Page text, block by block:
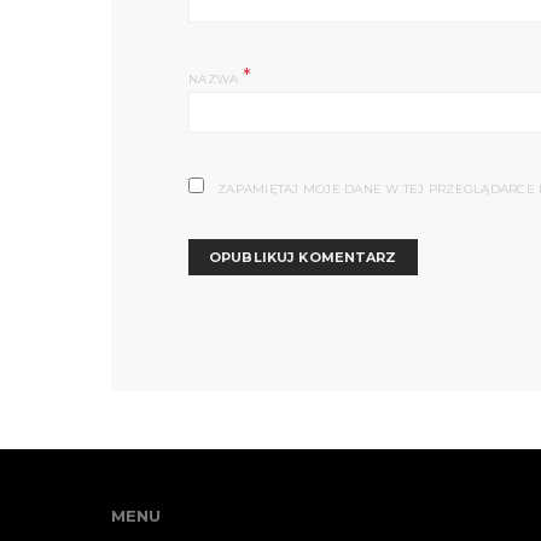
NAZWA *
ZAPAMIĘTAJ MOJE DANE W TEJ
MENU